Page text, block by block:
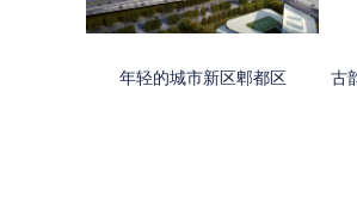
年轻的城市新区郫都区
古